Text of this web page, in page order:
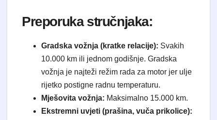
Preporuka stručnjaka:
Gradska vožnja (kratke relacije): Svakih
10.000 km ili jednom godišnje. Gradska
vožnja je najteži režim rada za motor jer ulje
rijetko postigne radnu temperaturu.
Mješovita vožnja: Maksimalno 15.000 km.
Ekstremni uvjeti (prašina, vuča prikolice):